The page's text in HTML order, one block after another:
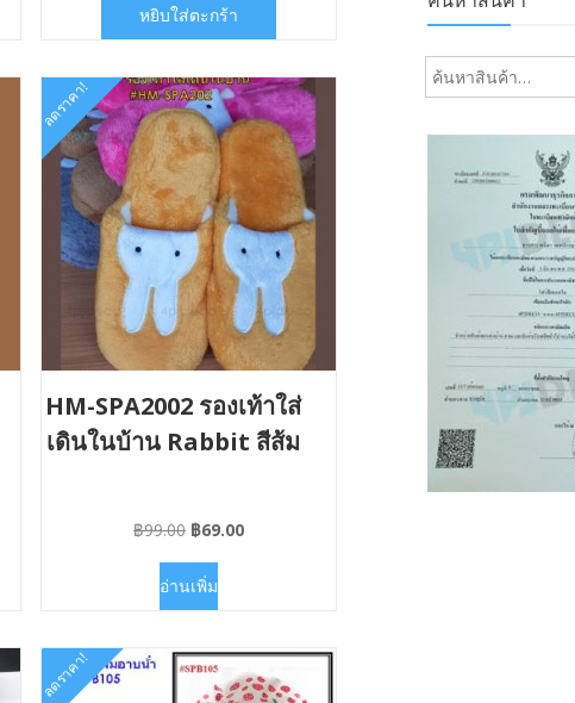
was:
หยิบใส่ตะกร้า
ลดราคา!
HM-SPA2002 รองเท้าใส่
เดินในบ้าน Rabbit สีส้ม
฿99.00 Original
was:
฿69.00Current
อ่านเพิ่ม
ลดราคา!
ค้นหา: